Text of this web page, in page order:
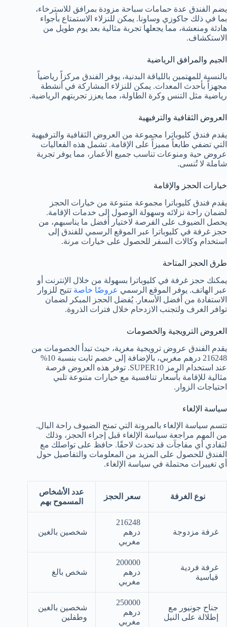
يضم الفندق عدة حمامات سباحة مزودة بمرافق للاسترخاء،
بما في ذلك جاكوزي وساونا. يمكن للنزلاء الاستمتاع بأجواء
هادئة ومنعشة، مما يجعلها تجربة مثالية بعد يوم طويل من
الاستكشاف.
الجيم والمرافق الرياضية
بالنسبة للمهتمين باللياقة البدنية، يوفر الفندق مركزاً رياضياً
مجهزاً بأحدث المعدات. يمكن للنزلاء المشاركة في أنشطة
رياضية مثل التنس وكرة الطاولة، مما يعزز تجربتهم الرياضية.
العروض الثقافية والترفيهية
يقدم فندق كليوباترا مجموعة من العروض الثقافية والترفيهية
التي تضفي طابعاً مميزاً على الإقامة. تشمل هذه الفعاليات
عروض حية ومنوعات تناسب جميع الأعمار، مما يوفر تجربة
شاملة لا تُنسى.
خيارات الحجز والإقامة
يقدم فندق كليوباترا مجموعة متنوعة من خيارات الحجز
لضمان راحة نزلائه وسهولة الوصول إلى خدمات الإقامة.
يحصل الضيوف على الفرصة لاختيار أفضل ما يناسبهم، من
حجز غرفة في كليوباترا عبر الموقع الرسمي للفندق إلى
استخدام وكالات السفر للحصول على خيارات مرنة.
طرق الحجز المتاحة
يمكنك حجز غرفة في كليوباترا بسهولة من خلال الإنترنت أو
عبر الهاتف. يوفر الموقع الرسمي عروضًا خاصة تتيح للزوار
الاستفادة من أفضل الأسعار. يُفضل الحجز المبكر لضمان
توافر الغرف ولتجنب الازدحام خلال فترات الذروة.
العروض الترويجية والخصومات
يقدم الفندق عروض ترويجية مغرية، حيث تبدأ الخصومات من
216248 درهم مغربي، بالإضافة إلى خصم ثابت بنسبة 10%
عند استخدام الرمز SUPER10. توفر هذه العروض فرصة
مثالية للإقامة بأسعار تنافسية مع خيارات متنوعة تلبي
احتياجات الزوار.
سياسة الإلغاء
تتسم سياسة الإلغاء بالمرونة التي تمنح الضيوف راحة البال.
من المهم مراجعة سياسة الإلغاء قبل إجراء الحجز، وذلك
لتفادي أي مفاجآت قد تحدث لاحقًا. حافظ على تواصلك مع
الفندق للحصول على المزيد من المعلومات والتفاصيل حول
أي تغييرات محتملة في سياسة الإلغاء.
نوع الغرفة سعر الحجز
عدد الأشخاص
المسموح بهم
غرفة مزدوجة
216248
درهم
مغربي
شخصين بالغين
غرفة فردية
قياسية
200000
درهم
مغربي
شخص بالغ
جناح جونيور مع
إطلالة على النيل
250000
درهم
مغربي
شخصين بالغين
وطفلين